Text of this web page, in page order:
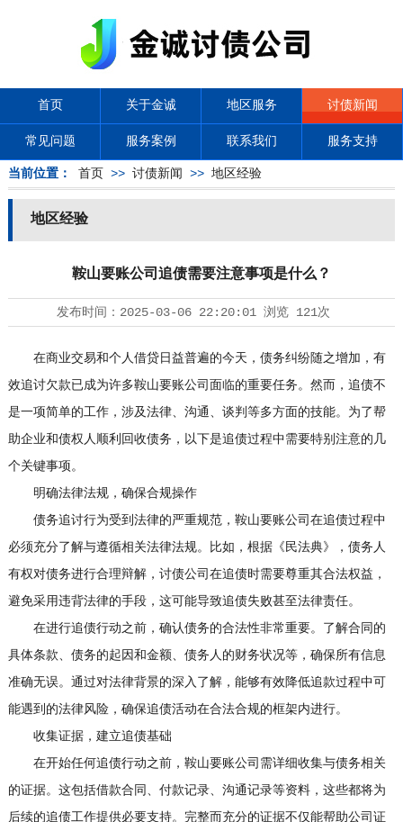
首页 关于金诚 地区服务 讨债新闻
常见问题 服务案例 联系我们 服务支持
当前位置： 首页 >> 讨债新闻 >> 地区经验
地区经验
鞍山要账公司追债需要注意事项是什么？
发布时间： 2025-03-06 22:20:01浏览 121次
在商业交易和个人借贷日益普遍的今天，债务纠纷随之增加，有
效追讨欠款已成为许多鞍山要账公司面临的重要任务。然而，追债不
是一项简单的工作，涉及法律、沟通、谈判等多方面的技能。为了帮
助企业和债权人顺利回收债务，以下是追债过程中需要特别注意的几
个关键事项。
明确法律法规，确保合规操作
债务追讨行为受到法律的严重规范，鞍山要账公司在追债过程中
必须充分了解与遵循相关法律法规。比如，根据《民法典》，债务人
有权对债务进行合理辩解， 讨债公司 在追债时需要尊重其合法权益，
避免采用违背法律的手段，这可能导致追债失败甚至法律责任。
在进行追债行动之前，确认债务的合法性非常重要。了解合同的
具体条款、债务的起因和金额、债务人的财务状况等，确保所有信息
准确无误。通过对法律背景的深入了解，能够有效降低追款过程中可
能遇到的法律风险，确保追债活动在合法合规的框架内进行。
收集证据，建立追债基础
在开始任何追债行动之前，鞍山要账公司需详细收集与债务相关
的证据。这包括借款合同、付款记录、沟通记录等资料，这些都将为
后续的追债工作提供必要支持。完整而充分的证据不仅能帮助公司证